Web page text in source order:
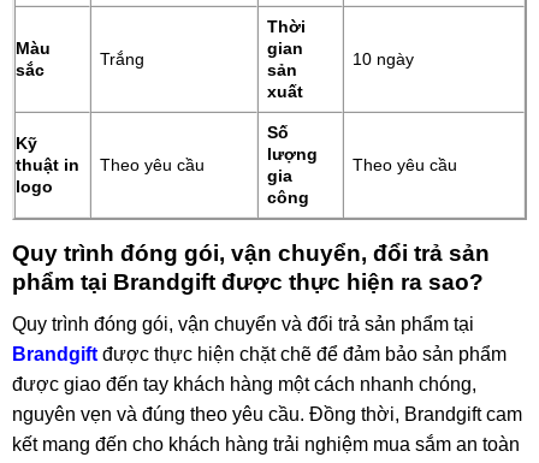
Màu
sắc
Trắng
Thời
gian
sản
xuất
10 ngày
Kỹ
thuật in
logo
Theo yêu cầu
Số
lượng
gia
công
Theo yêu cầu
Quy trình đóng gói, vận chuyển, đổi trả sản
phẩm tại Brandgift được thực hiện ra sao?
Quy trình đóng gói, vận chuyển và đổi trả sản phẩm tại
Brandgiftđược thực hiện chặt chẽ để đảm bảo sản phẩm
được giao đến tay khách hàng một cách nhanh chóng,
nguyên vẹn và đúng theo yêu cầu. Đồng thời, Brandgift cam
kết mang đến cho khách hàng trải nghiệm mua sắm an toàn